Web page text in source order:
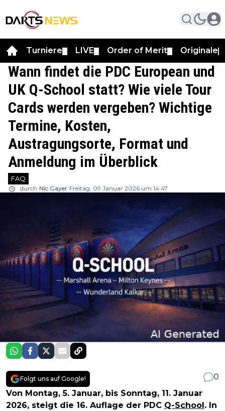
Turniere LIVE Order of Merit Originale
Wann findet die PDC European und
UK Q-School statt? Wie viele Tour
Cards werden vergeben? Wichtige
Termine, Kosten,
Austragungsorte, Format und
Anmeldung im Überblick
FAQ
durch Nic Gayer Freitag, 09 Januar 2026 um 14:47
Folgt uns auf Google!
0
Von Montag, 5. Januar, bis Sonntag, 11. Januar
2026, steigt die 16. Auflage der PDC Q-School . In